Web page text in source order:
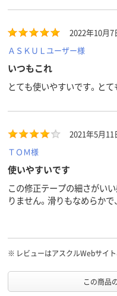
スコア
2022年10月7
ＡＳＫＵＬユーザー様
いつもこれ
とても使いやすいです。とて
2021年5月11
ＴＯＭ様
使いやすいです
この修正テープの細さがい
りません。滑りもなめらか
浮いたりするのが多かった
※ レビューはアスクルWebサイト
この商品